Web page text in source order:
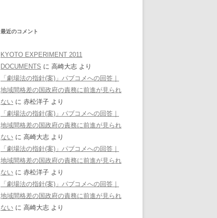
最近のコメント
KYOTO EXPERIMENT 2011
DOCUMENTS に 高崎大志 より
「劇場法の指針(案)」パブコメへの回答｜
地域間格差の国政府の責務に前進が見られ
ない に 赤松洋子 より
「劇場法の指針(案)」パブコメへの回答｜
地域間格差の国政府の責務に前進が見られ
ない に 高崎大志 より
「劇場法の指針(案)」パブコメへの回答｜
地域間格差の国政府の責務に前進が見られ
ない に 赤松洋子 より
「劇場法の指針(案)」パブコメへの回答｜
地域間格差の国政府の責務に前進が見られ
ない に 高崎大志 より